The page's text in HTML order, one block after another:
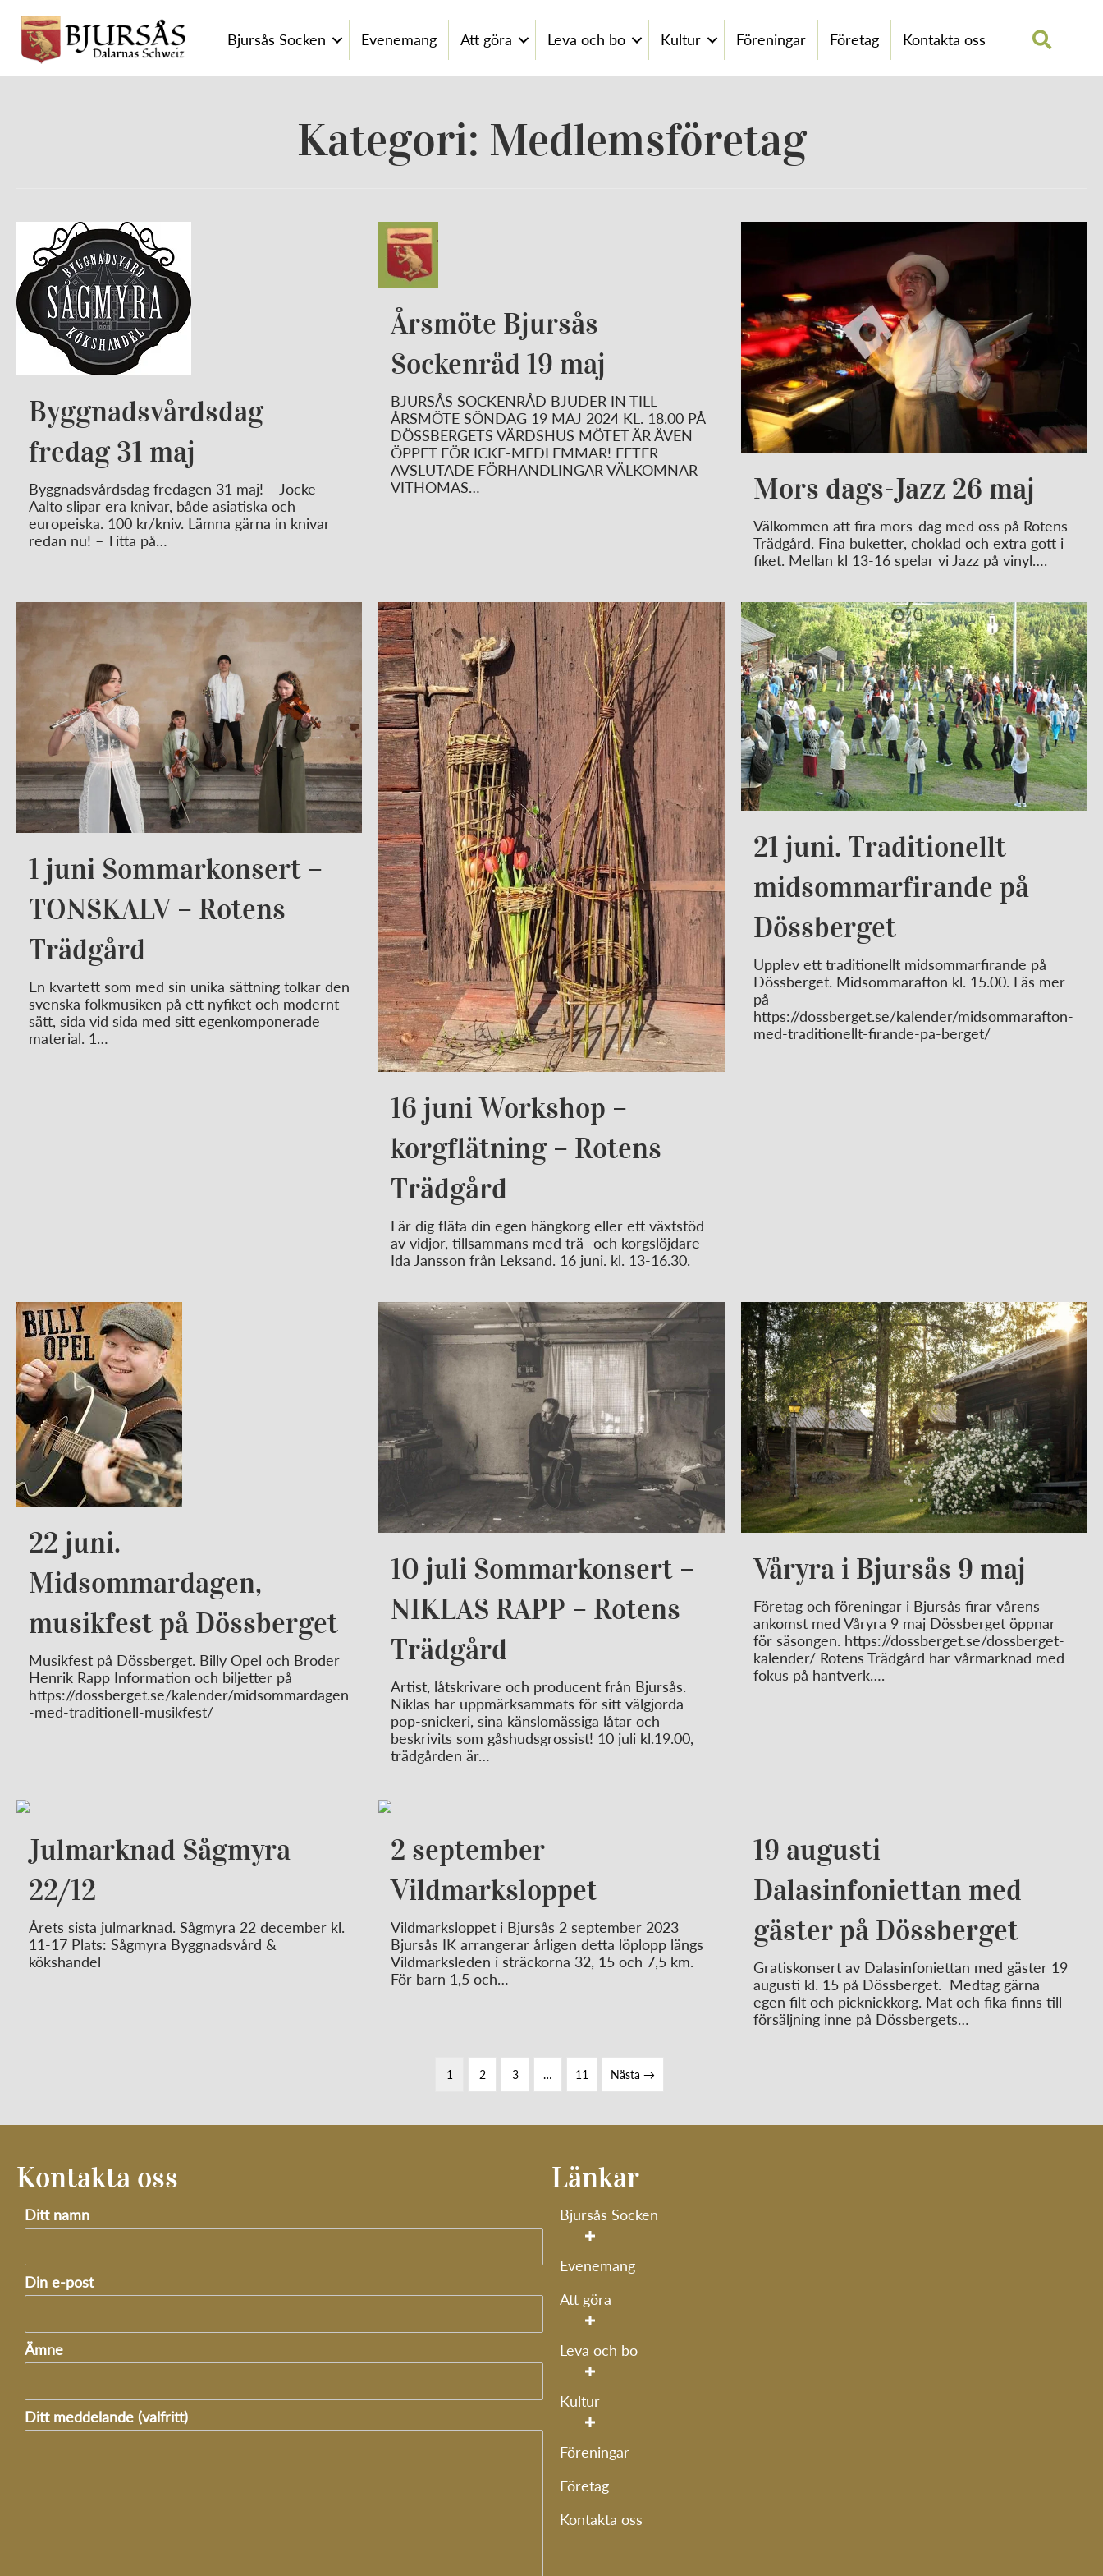
Bjursås Socken Evenemang Att göra Leva och bo Kultur Föreningar Företag Kontakta oss
Kategori: Medlemsföretag
Byggnadsvårdsdag
fredag 31 maj
Byggnadsvårdsdag fredagen 31 maj! – Jocke
Aalto slipar era knivar, både asiatiska och
europeiska. 100 kr/kniv. Lämna gärna in knivar
redan nu! – Titta på…
Årsmöte Bjursås
Sockenråd 19 maj
BJURSÅS SOCKENRÅD BJUDER IN TILL
ÅRSMÖTE SÖNDAG 19 MAJ 2024 KL. 18.00 PÅ
DÖSSBERGETS VÄRDSHUS MÖTET ÄR ÄVEN
ÖPPET FÖR ICKE-MEDLEMMAR! EFTER
AVSLUTADE FÖRHANDLINGAR VÄLKOMNAR
VITHOMAS…
Mors dags-Jazz 26 maj
Välkommen att fira mors-dag med oss på Rotens
Trädgård. Fina buketter, choklad och extra gott i
fiket. Mellan kl 13-16 spelar vi Jazz på vinyl….
1 juni Sommarkonsert –
TONSKALV – Rotens
Trädgård
En kvartett som med sin unika sättning tolkar den
svenska folkmusiken på ett nyfiket och modernt
sätt, sida vid sida med sitt egenkomponerade
material. 1…
16 juni Workshop –
korgflätning – Rotens
Trädgård
Lär dig fläta din egen hängkorg eller ett växtstöd
av vidjor, tillsammans med trä- och korgslöjdare
Ida Jansson från Leksand. 16 juni. kl. 13-16.30.
21 juni. Traditionellt
midsommarfirande på
Dössberget
Upplev ett traditionellt midsommarfirande på
Dössberget. Midsommarafton kl. 15.00. Läs mer
på
https://dossberget.se/kalender/midsommarafton-
med-traditionellt-firande-pa-berget/
22 juni.
Midsommardagen,
musikfest på Dössberget
Musikfest på Dössberget. Billy Opel och Broder
Henrik Rapp Information och biljetter på
https://dossberget.se/kalender/midsommardagen
-med-traditionell-musikfest/
10 juli Sommarkonsert –
NIKLAS RAPP – Rotens
Trädgård
Artist, låtskrivare och producent från Bjursås.
Niklas har uppmärksammats för sitt välgjorda
pop-snickeri, sina känslomässiga låtar och
beskrivits som gåshudsgrossist! 10 juli kl.19.00,
trädgården är…
Våryra i Bjursås 9 maj
Företag och föreningar i Bjursås firar vårens
ankomst med Våryra 9 maj Dössberget öppnar
för säsongen. https://dossberget.se/dossberget-
kalender/ Rotens Trädgård har vårmarknad med
fokus på hantverk….
Julmarknad Sågmyra
22/12
Årets sista julmarknad. Sågmyra 22 december kl.
11-17 Plats: Sågmyra Byggnadsvård &
kökshandel
2 september
Vildmarksloppet
Vildmarksloppet i Bjursås 2 september 2023
Bjursås IK arrangerar årligen detta löplopp längs
Vildmarksleden i sträckorna 32, 15 och 7,5 km.
För barn 1,5 och…
19 augusti
Dalasinfoniettan med
gäster på Dössberget
Gratiskonsert av Dalasinfoniettan med gäster 19
augusti kl. 15 på Dössberget. Medtag gärna
egen filt och picknickkorg. Mat och fika finns till
försäljning inne på Dössbergets…
1 2 3 … 11 Nästa →
Kontakta oss
Ditt namn
Din e-post
Ämne
Ditt meddelande (valfritt)
Länkar
Bjursås Socken
Evenemang
Att göra
Leva och bo
Kultur
Föreningar
Företag
Kontakta oss